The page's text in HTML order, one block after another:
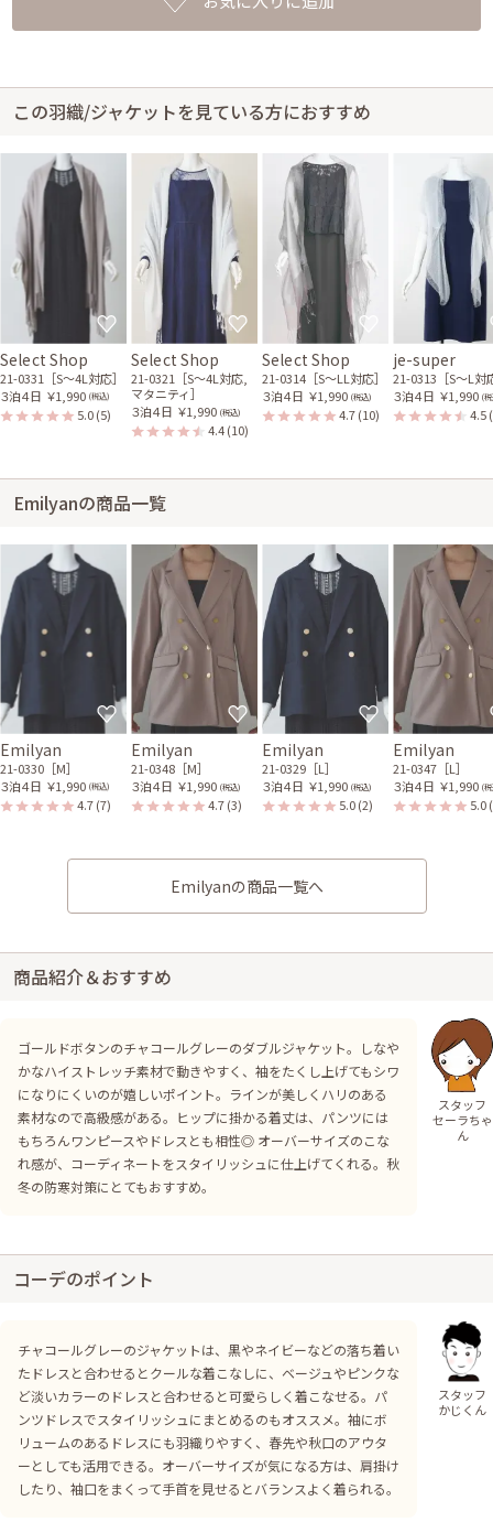
この羽織/ジャケットを見ている方におすすめ
Select Shop
21-0331［S〜4L対応］
３泊４日 ￥1,990 (税込)
5.0(5)
Select Shop
21-0321［S〜4L対応,
マタニティ］
３泊４日 ￥1,990 (税込)
4.4(10)
Select Shop
21-0314［S〜LL対応］
３泊４日 ￥1,990 (税込)
4.7(10)
je-super
21-0313［S〜L対
３泊４日 ￥1,990 (
4.5
Emilyanの商品一覧
Emilyan
21-0330［M］
３泊４日 ￥1,990 (税込)
4.7(7)
Emilyan
21-0348［M］
３泊４日 ￥1,990 (税込)
4.7(3)
Emilyan
21-0329［L］
３泊４日 ￥1,990 (税込)
5.0(2)
Emilyan
21-0347［L］
３泊４日 ￥1,990 (
5.0
Emilyanの商品一覧へ
商品紹介＆おすすめ
ゴールドボタンのチャコールグレーのダブルジャケット。しなや
かなハイストレッチ素材で動きやすく、袖をたくし上げてもシワ
になりにくいのが嬉しいポイント。ラインが美しくハリのある
素材なので高級感がある。ヒップに掛かる着丈は、パンツには
もちろんワンピースやドレスとも相性◎ オーバーサイズのこな
れ感が、コーディネートをスタイリッシュに仕上げてくれる。秋
冬の防寒対策にとてもおすすめ。
スタッフ
セーラちゃ
ん
コーデのポイント
チャコールグレーのジャケットは、黒やネイビーなどの落ち着い
たドレスと合わせるとクールな着こなしに、ベージュやピンクな
ど淡いカラーのドレスと合わせると可愛らしく着こなせる。パ
ンツドレスでスタイリッシュにまとめるのもオススメ。袖にボ
リュームのあるドレスにも羽織りやすく、春先や秋口のアウタ
ーとしても活用できる。オーバーサイズが気になる方は、肩掛け
したり、袖口をまくって手首を見せるとバランスよく着られる。
スタッフ
かじくん